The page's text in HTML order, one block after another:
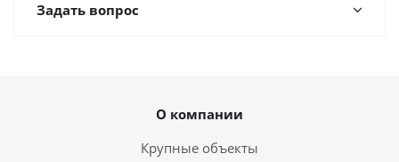
Задать вопрос
О компании
Крупные объекты